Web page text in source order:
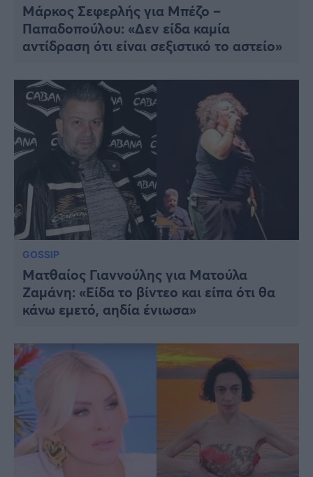
Μάρκος Σεφερλής για Μπέζο –
Παπαδοπούλου: «Δεν είδα καμία
αντίδραση ότι είναι σεξιστικό το αστείο»
GOSSIP
Ματθαίος Γιαννούλης για Ματούλα
Ζαμάνη: «Είδα το βίντεο και είπα ότι θα
κάνω εμετό, αηδία ένιωσα»